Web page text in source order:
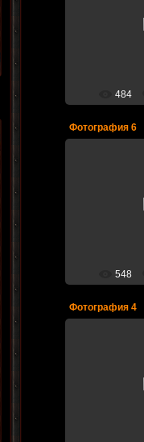
484
Фотография 6
548
Фотография 4